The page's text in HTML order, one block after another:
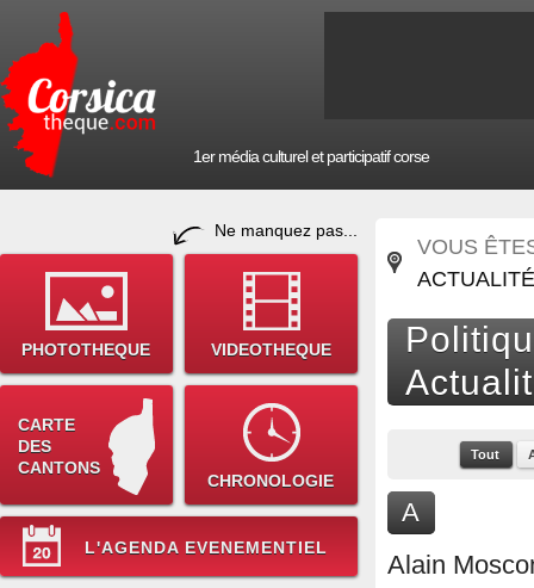
1er média culturel et participatif corse
Ne manquez pas...
PHOTOTHEQUE VIDEOTHEQUE
CARTE
DES
CANTONS
CHRONOLOGIE
L'AGENDA EVENEMENTIEL
VOUS
Tout
A
Alain